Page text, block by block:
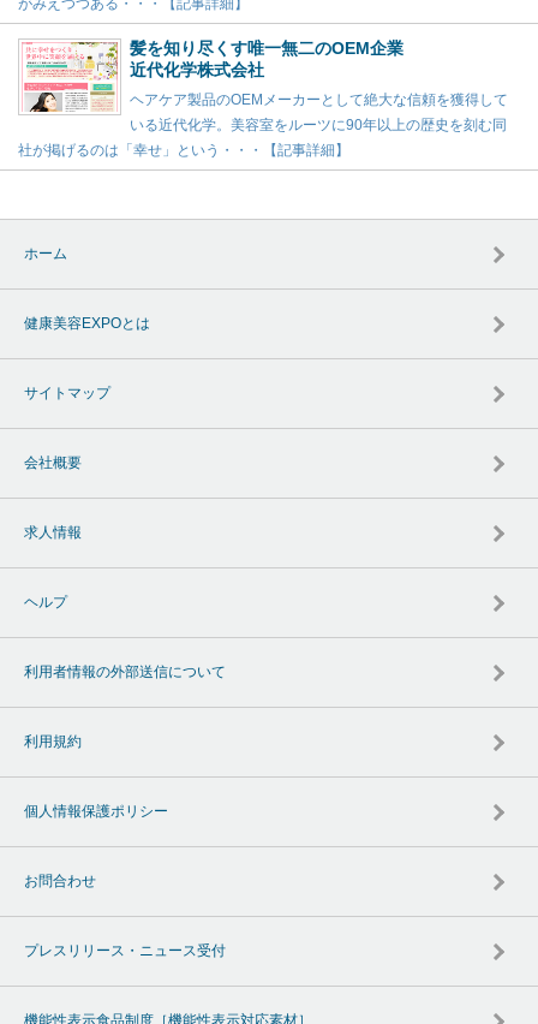
がみえつつある・・・【記事詳細】
髪を知り尽くす唯一無二のOEM企業
近代化学株式会社
ヘアケア製品のOEMメーカーとして絶大な信頼を獲得して
いる近代化学。美容室をルーツに90年以上の歴史を刻む同
社が掲げるのは「幸せ」という・・・【記事詳細】
ホーム
健康美容EXPOとは
サイトマップ
会社概要
求人情報
ヘルプ
利用者情報の外部送信について
利用規約
個人情報保護ポリシー
お問合わせ
プレスリリース・ニュース受付